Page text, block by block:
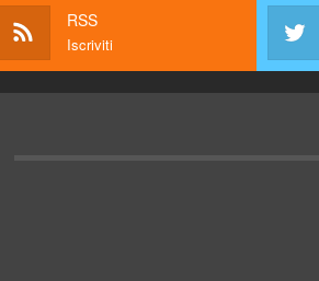
RSS
Iscriviti